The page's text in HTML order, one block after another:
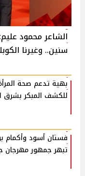
الشاعر محمود
سنين.. وغيرنا
بهية تدعم صحة
للكشف المبكر بشرق
فستان أسود وأكمام
تبهر جمهور